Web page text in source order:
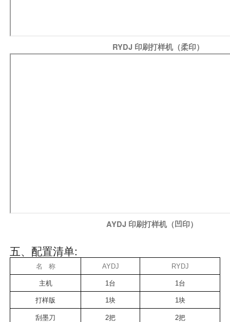
RYDJ 印刷打样机（柔印）
AYDJ 印刷打样机（凹印）
五、配置清单:
名 称 AYDJ RYDJ
主机 1 台 1 台
打样版 1块 1块
刮墨刀 2把 2把